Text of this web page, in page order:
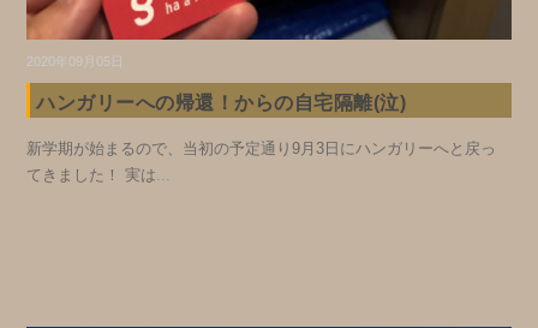
2020年09月05日
ハンガリーへの帰還！からの自宅隔離(泣)
新学期が始まるので、当初の予定通り9月3日にハンガリーへと戻っ
てきました！ 実は...